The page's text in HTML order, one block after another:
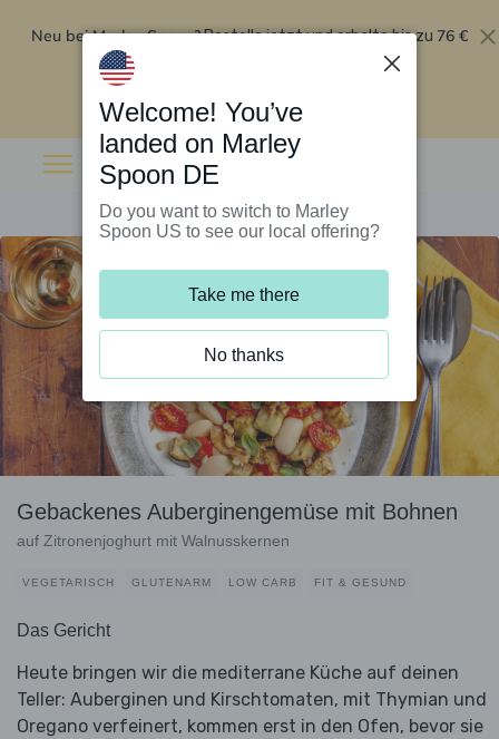
Neu bei Marley Spoon?Bestelle jetzt und erhalte bis zu 76 €
Rabatt auf deine ersten fünf Boxen
Gebackenes Auberginengemüse mit Bohnen
auf Zitronenjoghurt mit Walnusskernen
VEGETARISCH GLUTENARM LOW CARB FIT & GESUND
Das Gericht
Heute bringen wir die mediterrane Küche auf deinen
Teller: Auberginen und Kirschtomaten, mit Thymian und
Oregano verfeinert, kommen erst in den Ofen, bevor sie
Welcome! You’ve
landed on Marley
Spoon DE
Do you want to switch to Marley
Spoon US to see our local offering?
Take me there
No thanks